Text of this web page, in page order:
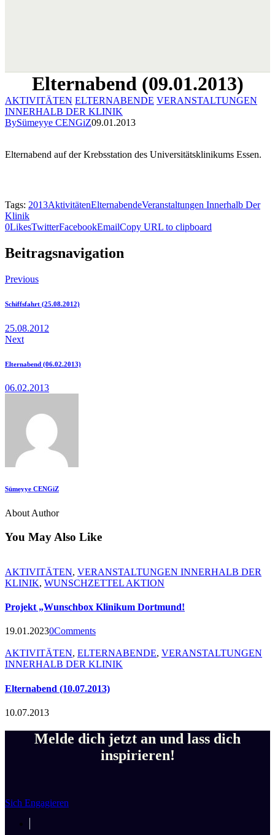
Elternabend (09.01.2013)
AKTIVITÄTEN ELTERNABENDE VERANSTALTUNGEN
INNERHALB DER KLINIK
BySümeyye CENGiZ09.01.2013
Elternabend auf der Krebsstation des Universitätsklinikums Essen.
Tags: 2013AktivitätenElternabendeVeranstaltungen Innerhalb Der
Klinik
0LikesTwitterFacebookEmailCopy URL to clipboard
Beitragsnavigation
Previous
Schiffsfahrt (25.08.2012)
25.08.2012
Next
Elternabend (06.02.2013)
06.02.2013
Sümeyye CENGiZ
About Author
You May Also Like
AKTIVITÄTEN, VERANSTALTUNGEN INNERHALB DER
KLINIK, WUNSCHZETTEL AKTION
Projekt „Wunschbox Klinikum Dortmund!
19.01.20230Comments
AKTIVITÄTEN, ELTERNABENDE, VERANSTALTUNGEN
INNERHALB DER KLINIK
Elternabend (10.07.2013)
10.07.2013
Melde dich jetzt an und lass dich
inspirieren!
Sich Engagieren